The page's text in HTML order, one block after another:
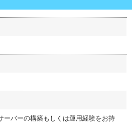
ーバーの構築もしくは運用経験をお持